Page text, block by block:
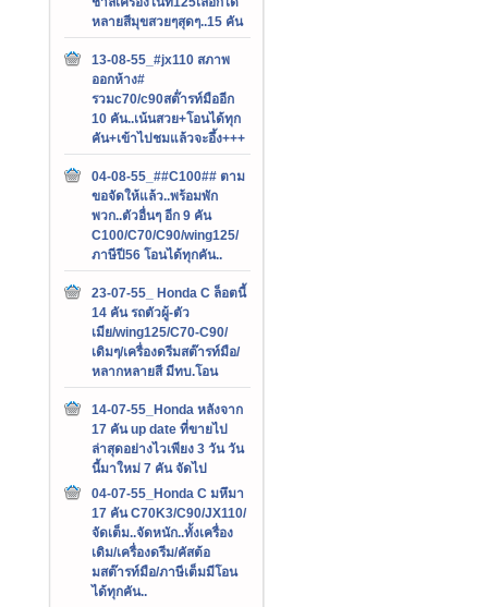
หลายสีมุขสวยๆสุดๆ..15 คัน
13-08-55_#jx110 สภาพ
ออกห้าง#
รวมc70/c90สต๊่ารท์มืออีก
10 คัน..เน้นสวย+โอนได้ทุก
คัน+เข้าไปชมแล้วจะอึ้ง+++
04-08-55_##C100## ตาม
ขอจัดให้แล้ว..พร้อมพัก
พวก..ตัวอื่นๆ อีก 9 คัน
C100/C70/C90/wing125/
ภาษีปี56 โอนได้ทุกคัน..
23-07-55_ Honda C ล็อตนี้
14 คัน รถตัวผู้-ตัว
เมีย/wing125/C70-C90/
เดิมๆ/เครื่องดรีมสต๊ารท์มือ/
หลากหลายสี มีทบ.โอน
14-07-55_Honda หลังจาก
17 คัน up date ที่ขายไป
ล่าสุดอย่างไวเพียง 3 วัน วัน
นี้มาใหม่ 7 คัน จัดไป
04-07-55_Honda C มหึมา
17 คัน C70K3/C90/JX110/
จัดเต็ม..จัดหนัก..ทั้งเครื่อง
เดิม/เครื่องดรีม/คัสต้อ
มสต๊ารท์มือ/ภาษีเต็มมีโอน
ได้ทุกคัน..